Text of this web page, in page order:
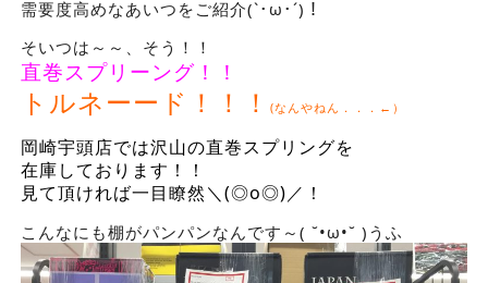
需要度高めなあいつをご紹介(`･ω･´)！
そいつは～～、そう！！
直巻スプリーング！！
トルネーード！！！ (なんやねん．．．←）
岡崎宇頭店では沢山の直巻スプリングを
在庫しております！！
見て頂ければ一目瞭然＼(◎o◎)／！
こんなにも棚がパンパンなんです～( ˘•ω•˘ )うふ